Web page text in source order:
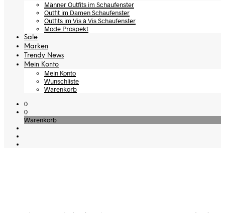
Männer Outfits im Schaufenster
Outfit im Damen Schaufenster
Outfits im Vis à Vis Schaufenster
Mode Prospekt
Sale
Marken
Trendy News
Mein Konto
Mein Konto
Wunschliste
Warenkorb
0
0
Warenkorb